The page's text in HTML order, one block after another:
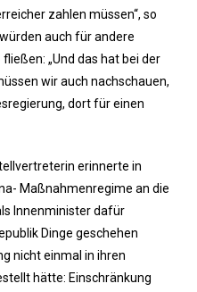
zahlen müssen“, so
auch für andere
„Und das hat bei der
wir auch nachschauen,
dort für einen
erinnerte in
Maßnahmenregime an die
Innenminister dafür
Dinge geschehen
nicht einmal in ihren
hätte: Einschränkung